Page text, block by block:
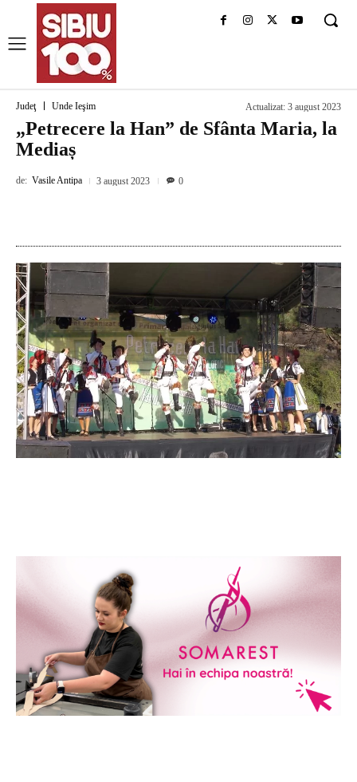
Judeţ Unde Ieşim Actualizat: 3 august 2023
„Petrecere la Han” de Sfânta Maria, la
Mediaș
de: Vasile Antipa 3 august 2023 0